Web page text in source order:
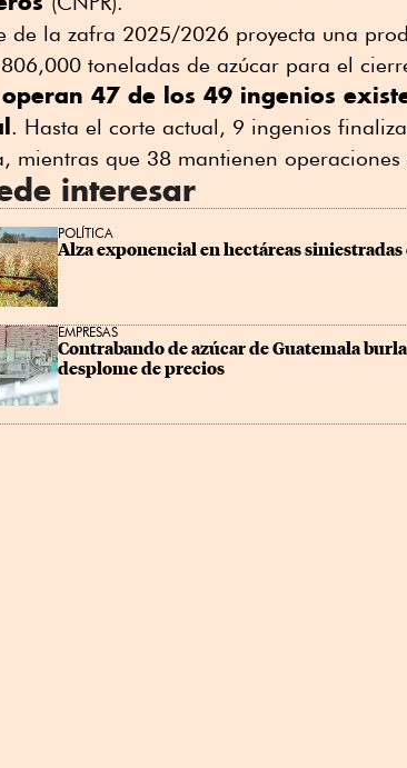
de la zafra 2025/2026 proyecta una
toneladas de azúcar para el
operan 47 de los 49 ingenios
. Hasta el corte actual, 9 ingenios
mientras que 38 mantienen operaciones
interesar
POLÍTICA
Alza exponencial en hectáreas siniestradas
EMPRESAS
Contrabando de azúcar de Guatemala burla
desplome de precios